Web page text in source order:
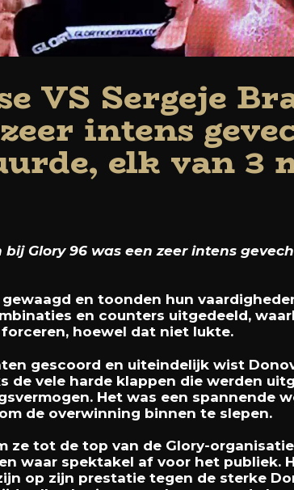
VS Sergeje
intens
elk van 3
bij Glory 96 was een zeer intens
en toonden hun
en counters uitgedeeld,
hoewel dat niet lukte.
gescoord en uiteindelijk wist
de vele harde klappen die werden
Het was een spannende
de overwinning binnen te slepen.
ze tot de top van de Glory-
waar spektakel af voor het publiek.
op zijn prestatie tegen de sterke